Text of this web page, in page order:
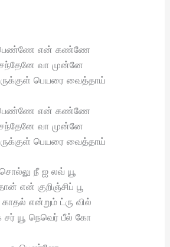
என் கண்ணே
வா முன்னே
பெயரை வைத்தாய்
என் கண்ணே
வா முன்னே
பெயரை வைத்தாய்
சொல்லு நீ ஐ லவ் யூ
என் குறிஞ்சிப் பூ
என்றும் ட்ரு வில்
சர் யூ நெவெர் பீல் கோ